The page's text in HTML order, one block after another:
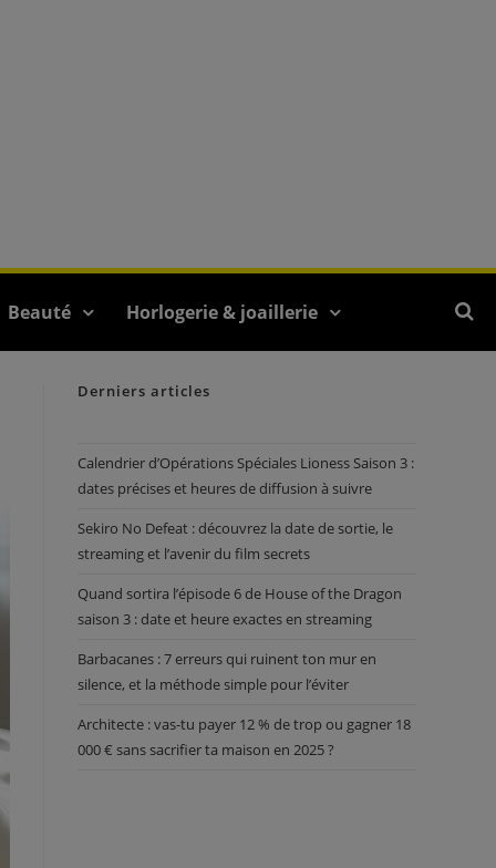
Beauté Horlogerie & joaillerie
Derniers articles
Calendrier d’Opérations Spéciales Lioness Saison 3 :
dates précises et heures de diffusion à suivre
Sekiro No Defeat : découvrez la date de sortie, le
streaming et l’avenir du film secrets
Quand sortira l’épisode 6 de House of the Dragon
saison 3 : date et heure exactes en streaming
Barbacanes : 7 erreurs qui ruinent ton mur en
silence, et la méthode simple pour l’éviter
Architecte : vas-tu payer 12 % de trop ou gagner 18
000 € sans sacrifier ta maison en 2025 ?